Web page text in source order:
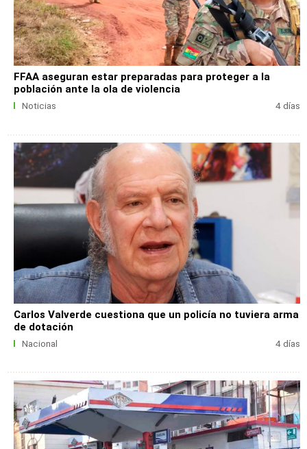
FFAA aseguran estar preparadas para proteger a la
población ante la ola de violencia
Noticias 4 días
Carlos Valverde cuestiona que un policía no tuviera arma
de dotación
Nacional 4 días